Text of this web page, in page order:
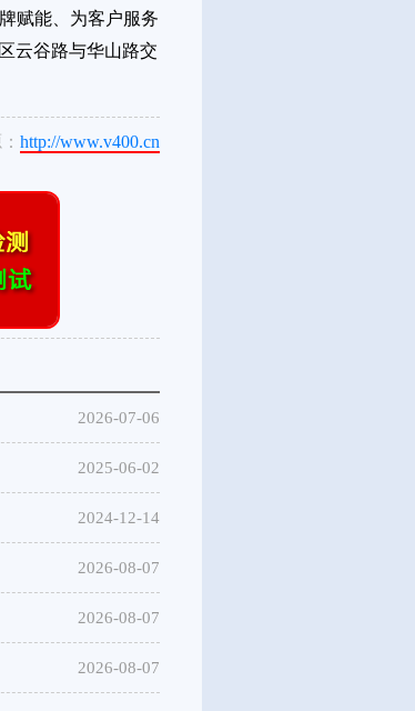
赋能、为客户服务
云谷路与华山路交
http://www.v400.cn
2026-07-06
2025-06-02
2024-12-14
2026-08-07
2026-08-07
2026-08-07